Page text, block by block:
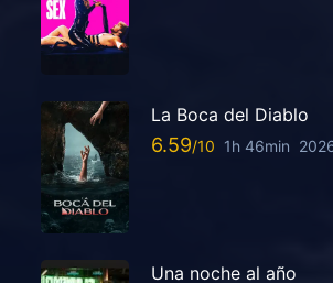
La Boca del Diablo
6.59 1h 46min
Una noche al año